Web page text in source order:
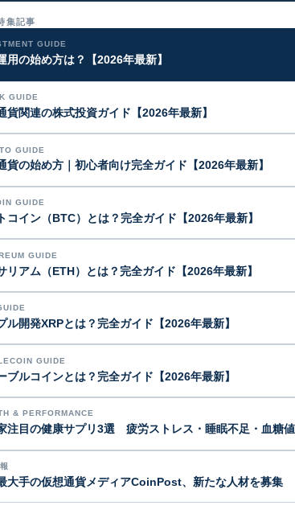
集記事
GUIDE
用の始め方は？【2026年最新】
GUIDE
貨関連の株式投資ガイド【2026年最新】
GUIDE
貨の始め方｜初心者向け完全ガイド【2026年最新】
GUIDE
コイン（BTC）とは？完全ガイド【2026年最新】
GUIDE
リアム（ETH）とは？完全ガイド【2026年最新】
ル開発XRPとは？完全ガイド【2026年最新】
GUIDE
ブルコインとは？完全ガイド【2026年最新】
& PERFORMANCE
注目の健康サプリ3選 疲労ストレス・睡眠不足・血糖
大手の仮想通貨メディアCoinPost、新たな人材を募集